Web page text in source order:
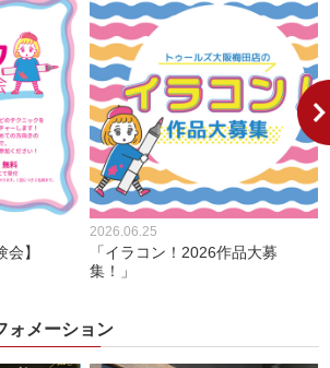
】
2026.06.25
「イラコン！2026作品大募
集！」
ォメーション